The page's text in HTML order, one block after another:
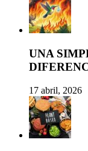
UNA
17 abril, 2026